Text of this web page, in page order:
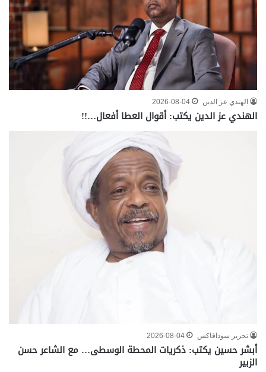
الهندي عز الدين 2026-08-04
الهندي عز الدين يكتب: أقوال العطا أفعال…!!
تحرير سودافاكس 2026-08-04
أبشر حسين يكتب: ذكريات المحطة الوسطى… مع الشاعر حسن
الزبير